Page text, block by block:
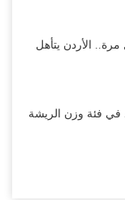
الأردن يتأهل
في فئة وزن الريشة